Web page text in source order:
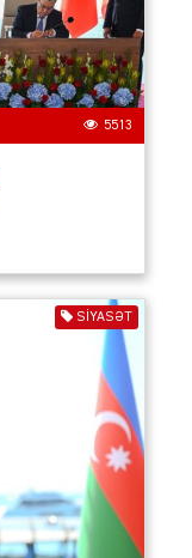
5513
SIYASƏT